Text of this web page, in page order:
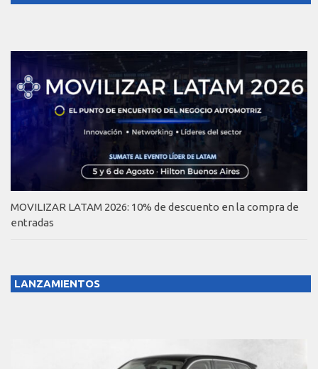
MOVILIZAR LATAM 2026: 10% de descuento en la compra de
entradas
LANZAMIENTOS